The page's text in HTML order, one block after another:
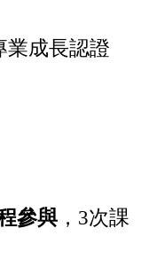
業成長認證
參與 ， 3次課